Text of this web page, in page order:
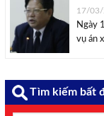
17/
Ngày
vụ án
Tìm kiếm bất